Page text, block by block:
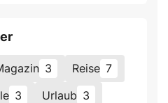
3 Reise 7
3 Urlaub 3